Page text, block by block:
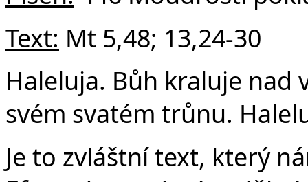
Text: Mt 5,48; 13,24-30
Haleluja. Bůh kraluje nad
svém svatém trůnu.
Je to zvláštní text, který